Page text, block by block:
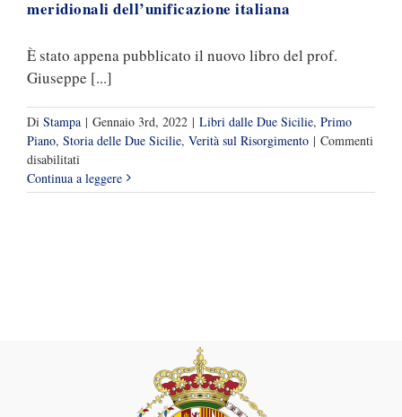
meridionali dell’unificazione italiana
È stato appena pubblicato il nuovo libro del prof.
Giuseppe [...]
Di Stampa | Gennaio 3rd, 2022 | Libri dalle Due Sicilie, Primo
Piano, Storia delle Due Sicilie, Verità sul Risorgimento | Commenti
disabilitati
Una
breve
Continua a leggere